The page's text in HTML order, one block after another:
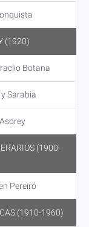
(1920)
Botana
Sarabia
(1900-
Pereiró
(1910-1960)